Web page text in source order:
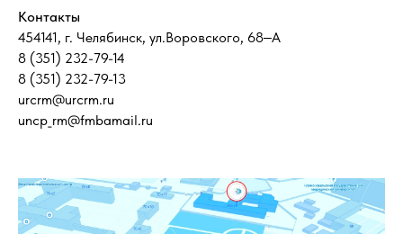
Контакты
454141, г. Челябинск, ул.Воровского, 68‒А
8 (351) 232-79-14
8 (351) 232-79-13
urcrm@urcrm.ru
uncp_rm@fmbamail.ru